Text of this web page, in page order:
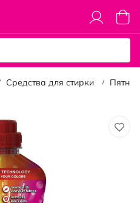
Моя
Средства для стирки